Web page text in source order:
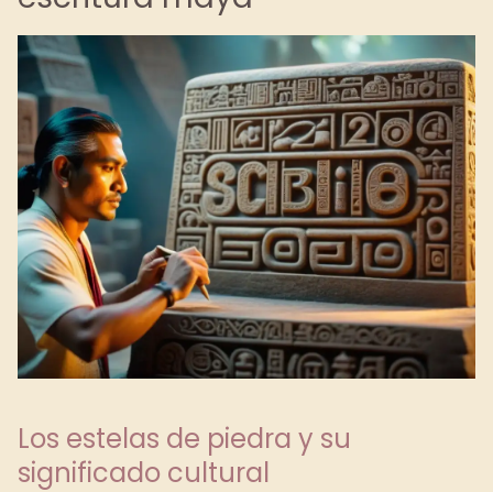
Los estelas de piedra y su
significado cultural